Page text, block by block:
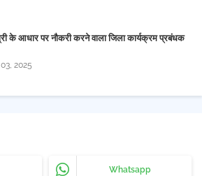
के आधार पर नौकरी करने वाला जिला कार्यक्रम प्रबंधक
2025
Whatsapp